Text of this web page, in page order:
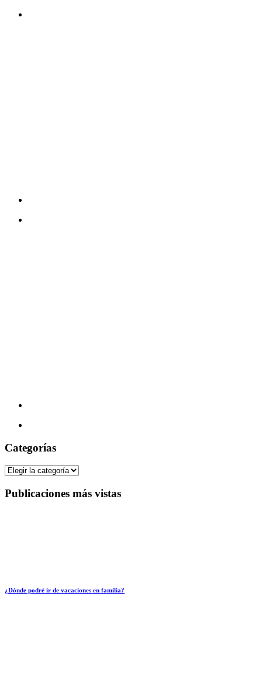
Categorías
Categorías
Publicaciones más vistas
¿Dónde podré ir de vacaciones en familia?